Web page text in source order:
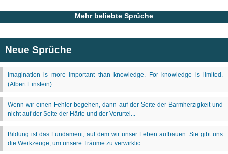
Mehr beliebte Sprüche
Neue Sprüche